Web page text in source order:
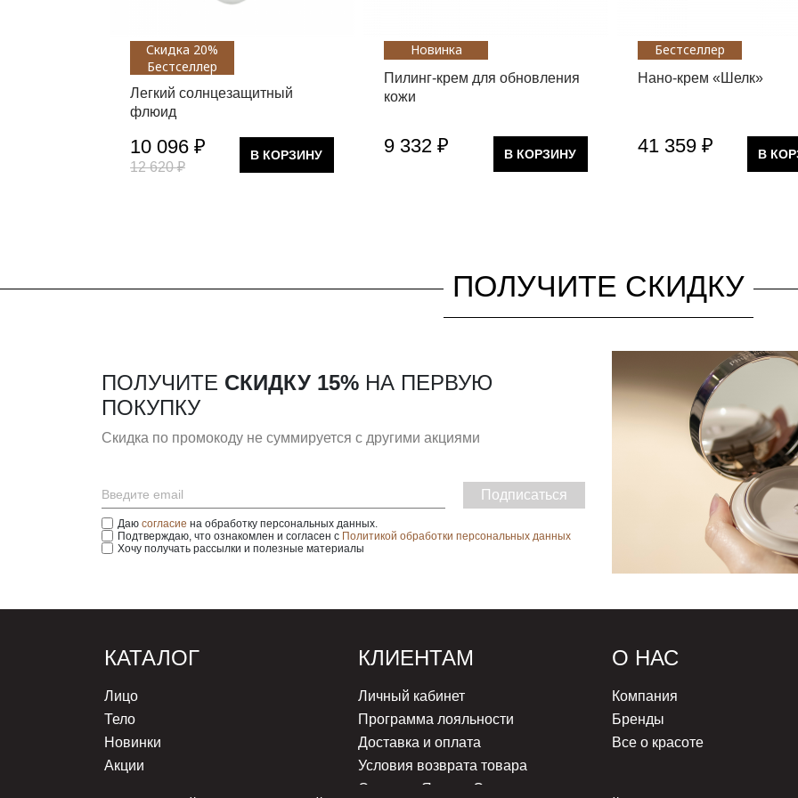
Скидка 20%
Бестселлер
Легкий солнцезащитный
флюид
10 096 ₽
12 620 ₽
В КОРЗИНУ
Новинка
Пилинг-крем для обновления
кожи
9 332 ₽ В КОРЗИНУ
Бестселлер
Нано-крем «Шелк»
41 359 ₽ В
ПОЛУЧИТЕ СКИДКУ
ПОЛУЧИТЕ СКИДКУ 15% НА ПЕРВУЮ
ПОКУПКУ
Скидка по промокоду не суммируется с другими акциями
Подписаться
Даю согласие на обработку персональных данных.
Подтверждаю, что ознакомлен и согласен с Политикой обработки персональных данных
Хочу получать рассылки и полезные материалы
КАТАЛОГ
Лицо
Тело
Новинки
Акции
КЛИЕНТАМ
Личный кабинет
Программа лояльности
Доставка и оплата
Условия возврата товара
Оплата с Яндекс Сплит
О НАС
Компания
Бренды
Все о красоте